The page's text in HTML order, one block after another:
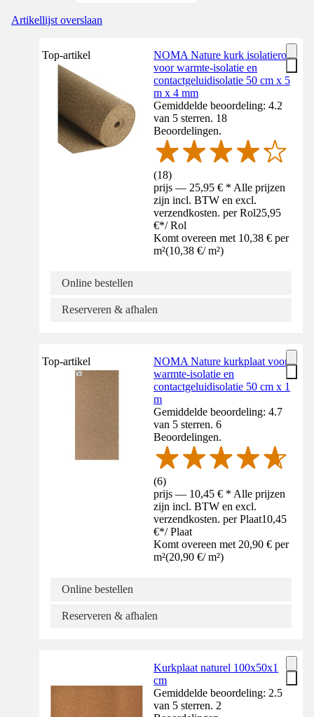
Artikellijst overslaan
Top-artikel
NOMA Nature kurk isolatierol
voor warmte-isolatie en
contactgeluidisolatie 50 cm x 5
m x 4 mm
Gemiddelde beoordeling: 4.2
van 5 sterren. 18
Beoordelingen.
(18)
prijs — 25,95 € * Alle prijzen
zijn incl. BTW en excl.
verzendkosten. per Rol25,95
€*/ Rol
Komt overeen met 10,38 € per
m²(10,38 €/ m²)
Online bestellen
Reserveren & afhalen
Top-artikel
NOMA Nature kurkplaat voor
warmte-isolatie en
contactgeluidisolatie 50 cm x 1
m
Gemiddelde beoordeling: 4.7
van 5 sterren. 6
Beoordelingen.
(6)
prijs — 10,45 € * Alle prijzen
zijn incl. BTW en excl.
verzendkosten. per Plaat10,45
€*/ Plaat
Komt overeen met 20,90 € per
m²(20,90 €/ m²)
Online bestellen
Reserveren & afhalen
Kurkplaat naturel 100x50x1
cm
Gemiddelde beoordeling: 2.5
van 5 sterren. 2